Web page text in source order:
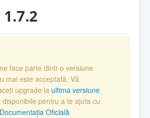
face parte dintr-o versiune
mai este acceptată. Vă
upgrade la ultima versiune.
disponibile pentru a te ajuta cu
Documentația Oficială